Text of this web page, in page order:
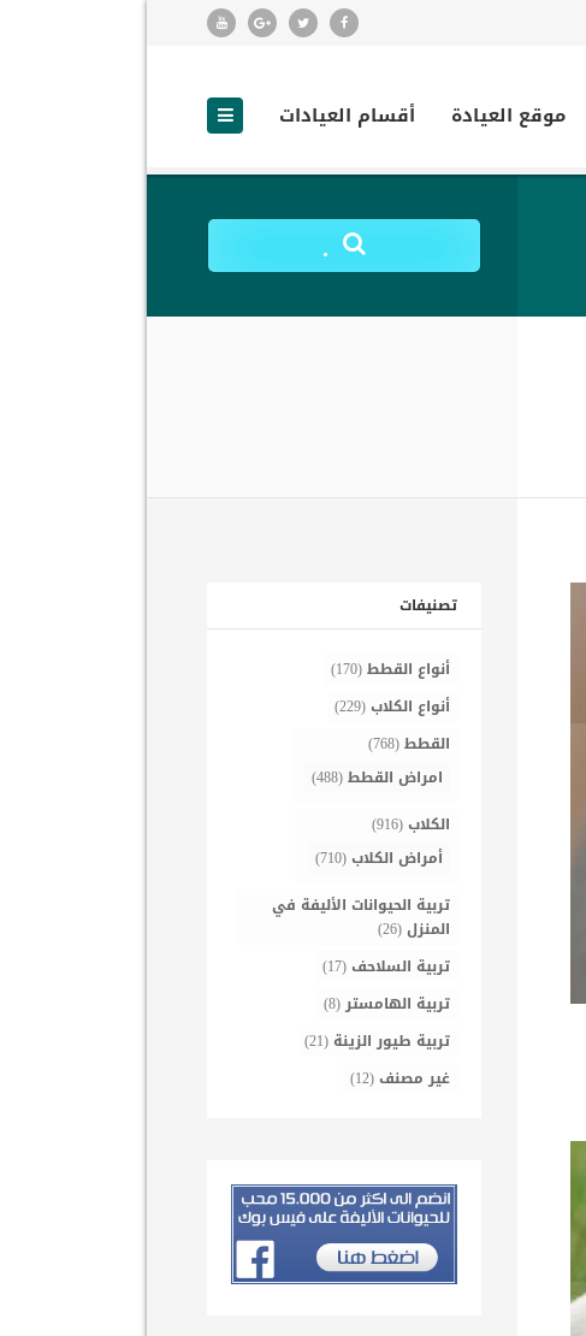
موقع العيادة أقسام العيادات
.
تصنيفات
أنواع القطط(170)
أنواع الكلاب(229)
القطط(768)
امراض القطط(488)
الكلاب(916)
أمراض الكلاب(710)
تربية الحيوانات الأليفة في
المنزل(26)
تربية السلاحف(17)
تربية الهامستر(8)
تربية طيور الزينة (21)
غير مصنف(12)